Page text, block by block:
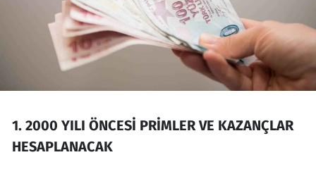
1. 2000 YILI ÖNCESİ PRİMLER VE KAZANÇLAR
HESAPLANACAK